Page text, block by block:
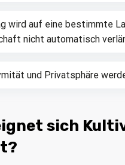
wird auf eine bestimmte
nicht automatisch
und Privatsphäre
sich